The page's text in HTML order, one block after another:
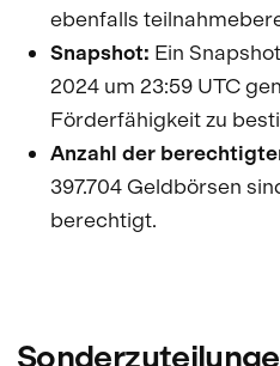
ebenfalls
Snapshot: Ein
2024 um 23:59 UTC
Förderfähigkeit zu
Anzahl der
397.704 Geldbörsen
berechtigt.